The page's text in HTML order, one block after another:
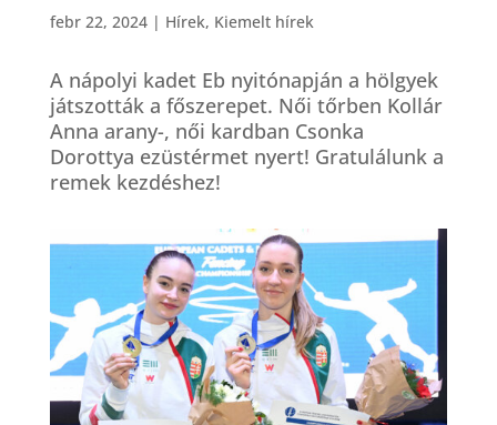
febr 22, 2024| Hírek, Kiemelt hírek
A nápolyi kadet Eb nyitónapján a hölgyek
játszották a főszerepet. Női tőrben Kollár
Anna arany-, női kardban Csonka
Dorottya ezüstérmet nyert! Gratulálunk a
remek kezdéshez!